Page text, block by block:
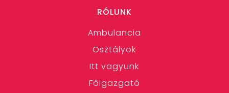
RÓLUNK
Ambulancia
Osztályok
Itt vagyunk
Főigazgató